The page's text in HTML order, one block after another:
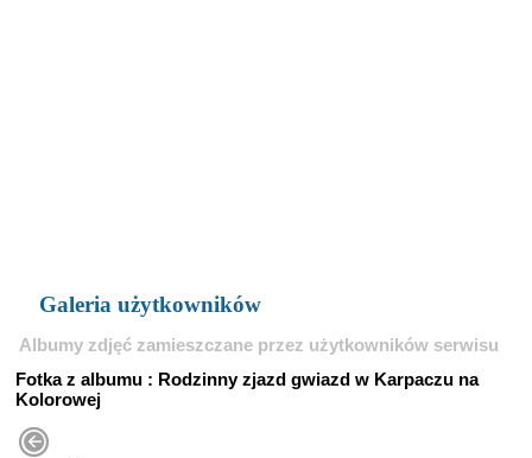
Galeria użytkowników
Albumy zdjęć zamieszczane przez użytkowników serwisu
Fotka z albumu : Rodzinny zjazd gwiazd w Karpaczu na
Kolorowej